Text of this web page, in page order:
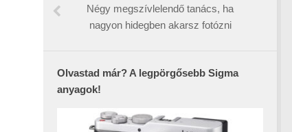
Négy megszívlelendő tanács, ha
nagyon hidegben akarsz fotózni
Olvastad már? A legpörgősebb Sigma
anyagok!